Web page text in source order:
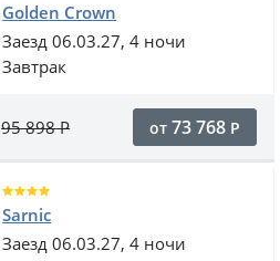
Golden Crown
Заезд 06.03.27, 4 ночи
Завтрак
95 898Р от 73 768 Р
Sarnic
Заезд 06.03.27, 4 ночи